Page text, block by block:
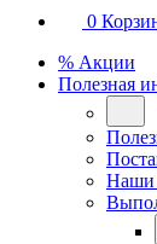
0
% Акции
Полезная
Наши